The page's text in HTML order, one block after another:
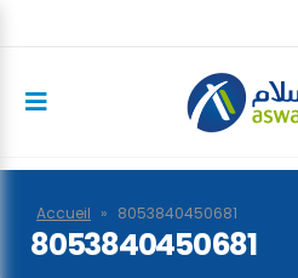
Accueil » 8053840450681
8053840450681